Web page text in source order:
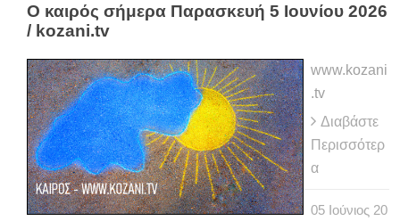
Ο καιρός σήμερα Παρασκευή 5 Ιουνίου 2026
/ kozani.tv
www.kozani
.tv
Διαβάστε
Περισσότερ
α
05 Ιούνιος 20